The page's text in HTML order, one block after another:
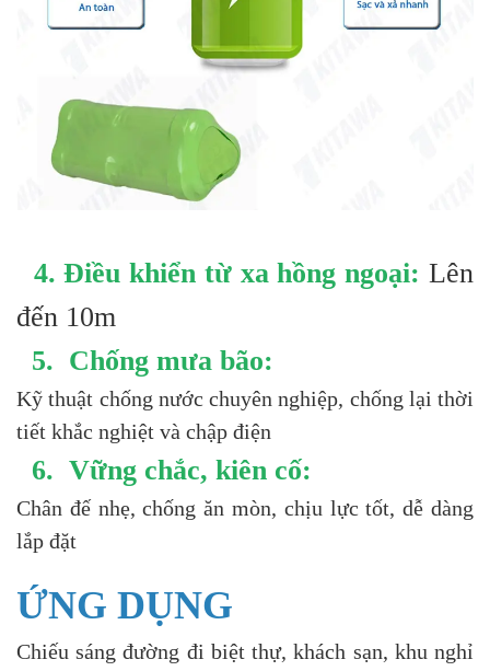
4. Điều khiển từ xa hồng ngoại:Lên
đến 10m
5. Chống mưa bão:
Kỹ thuật chống nước chuyên nghiệp, chống lại thời
tiết khắc nghiệt và chập điện
6. Vững chắc, kiên cố:
Chân đế nhẹ, chống ăn mòn, chịu lực tốt, dễ dàng
lắp đặt
ỨNG DỤNG
Chiếu sáng đường đi biệt thự, khách sạn, khu nghỉ